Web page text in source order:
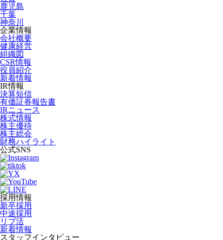
鹿児島
千葉
神奈川
企業情報
会社概要
健康経営
組織図
CSR情報
役員紹介
新着情報
IR情報
決算短信
有価証券報告書
IRニュース
株式情報
株主優待
株主総会
財務ハイライト
公式SNS
採用情報
新卒採用
中途採用
リブ活
新着情報
スタッフインタビュー